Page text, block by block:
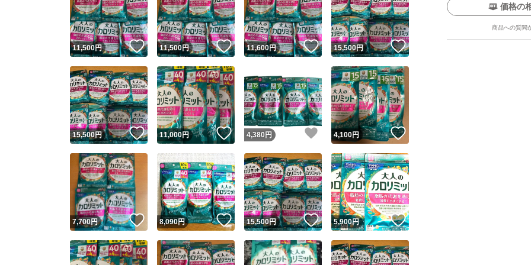
ユーザーの実績について
Yahoo!フリマが定めた一定の基準を満たしたユーザーにバッジを付与しています
安心取引出品者
安心取引出品者 Yahoo!フリマの基準をクリアした安心・安全なユーザーです
取引実績
取引実績◯+ このユーザーはYahoo!フリマの取引を完了させた実績があり
価格の
商品への質問
この商品の情報をコピーします
商品画像の無断転載は禁止されています
コピーは1商品につき1回です
11,500円 いいね！
11,500円 いいね！
11,600円 いいね！
15,500円 いいね！
15,500円 いいね！
11,000円 いいね！
4,380 円 いいね！
4,100円
7,700円 いいね！
8,090円 いいね！
15,500円 いいね！
5,900円 いいね！